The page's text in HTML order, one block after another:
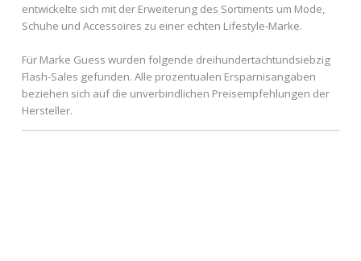
entwickelte sich mit der Erweiterung des Sortiments um Mode,
Schuhe und Accessoires zu einer echten Lifestyle-Marke.
Für Marke Guess wurden folgende dreihundertachtundsiebzig
Flash-Sales gefunden. Alle prozentualen Ersparnisangaben
beziehen sich auf die unverbindlichen Preisempfehlungen der
Hersteller.